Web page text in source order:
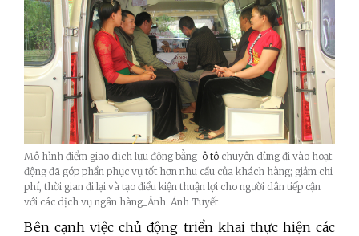
Mô hình điểm giao dịch lưu động bằng ô tô chuyên dùng đi vào hoạt
động đã góp phần phục vụ tốt hơn nhu cầu của khách hàng; giảm chi
phí, thời gian đi lại và tạo điều kiện thuận lợi cho người dân tiếp cận
với các dịch vụ ngân hàng_Ảnh: Ánh Tuyết
Bên cạnh việc chủ động triển khai thực hiện các